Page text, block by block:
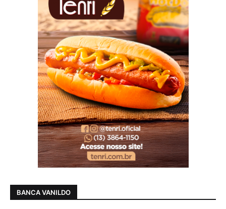
BANCA VANILDO